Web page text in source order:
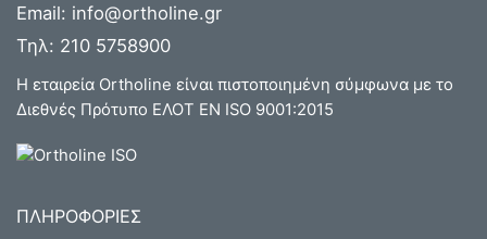
Email: info@ortholine.gr
Τηλ: 210 5758900
Η εταιρεία Ortholine είναι πιστοποιημένη σύμφωνα με το
Διεθνές Πρότυπο ΕΛΟΤ ΕΝ ISO 9001:2015
ΠΛΗΡΟΦΟΡΙΕΣ